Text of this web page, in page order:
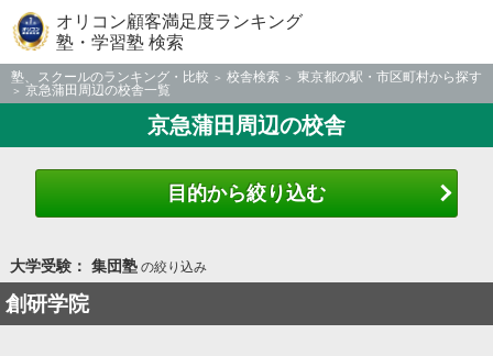
オリコン顧客満足度ランキング
塾・学習塾 検索
塾、スクールのランキング・比較 校舎検索
東京都の駅・市区町村から探す
京急蒲田周辺の校舎一覧
京急蒲田周辺の校舎
目的から絞り込む
大学受験： 集団塾の絞り込み
創研学院